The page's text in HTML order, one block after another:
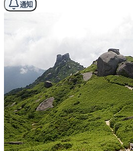
通知